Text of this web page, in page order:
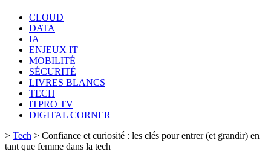
CLOUD
DATA
IA
ENJEUX IT
MOBILITÉ
SÉCURITÉ
LIVRES BLANCS
TECH
ITPRO TV
DIGITAL CORNER
> Tech > Confiance et curiosité : les clés pour entrer (et grandir) en
tant que femme dans la tech